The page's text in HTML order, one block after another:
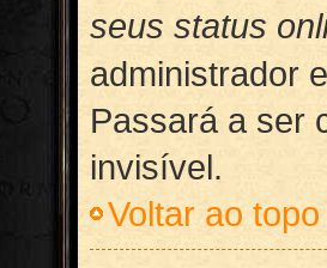
seus status
administrador
Passará a ser
invisível.
Voltar ao topo